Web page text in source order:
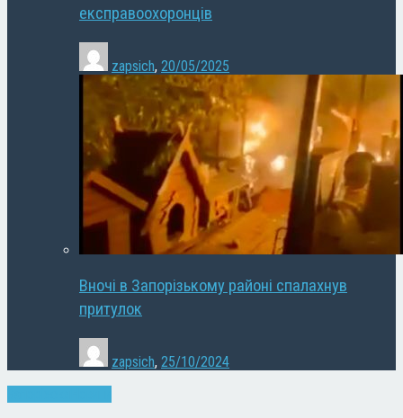
експравоохоронців
zapsich, 20/05/2025
Вночі в Запорізькому районі спалахнув
притулок
zapsich, 25/10/2024